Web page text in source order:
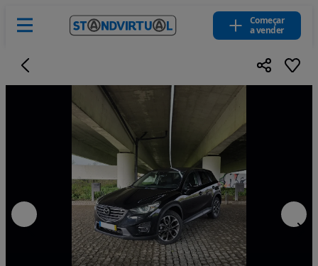
Começar
a vender